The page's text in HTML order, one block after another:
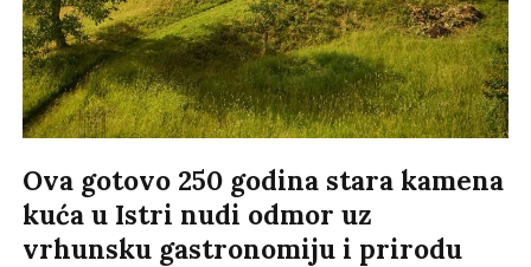
Ova gotovo 250 godina stara kamena
kuća u Istri nudi odmor uz
vrhunsku gastronomiju i prirodu